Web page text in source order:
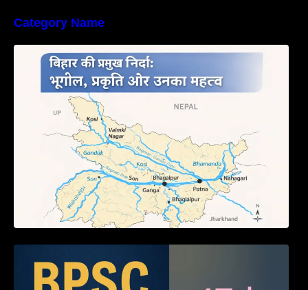
Category Name
बिहार की नदियों का विस्तृत अध्ययन | Geography of
Rivers in Bihar
Answers (Part – 01)